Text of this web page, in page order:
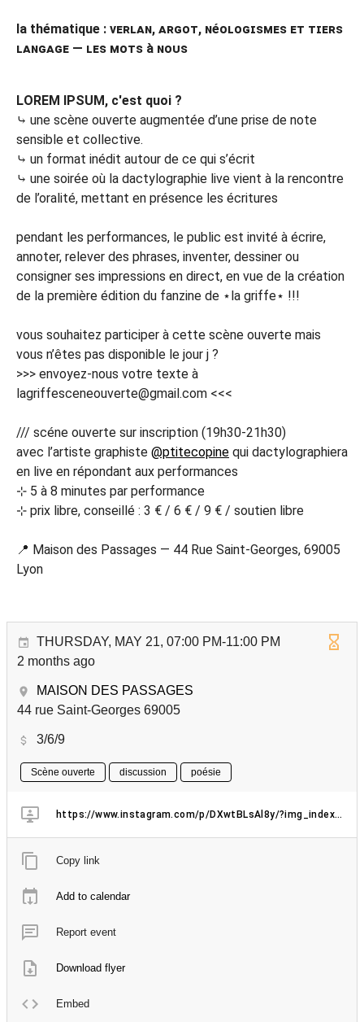
la thématique : ᴠᴇʀʟᴀɴ, ᴀʀɢᴏᴛ, ɴéᴏʟᴏɢɪꜱᴍᴇꜱ ᴇᴛ ᴛɪᴇʀꜱ
ʟᴀɴɢᴀɢᴇ — ʟᴇꜱ ᴍᴏᴛꜱ à ɴᴏᴜꜱ
LOREM IPSUM, c'est quoi ?
⤷ une scène ouverte augmentée d’une prise de note
sensible et collective.
⤷ un format inédit autour de ce qui s’écrit
⤷ une soirée où la dactylographie live vient à la rencontre
de l’oralité, mettant en présence les écritures
pendant les performances, le public est invité à écrire,
annoter, relever des phrases, inventer, dessiner ou
consigner ses impressions en direct, en vue de la création
de la première édition du fanzine de ⋆la griffe⋆ !!!
vous souhaitez participer à cette scène ouverte mais
vous n’êtes pas disponible le jour j ?
>>> envoyez-nous votre texte à
lagriffesceneouverte@gmail.com <<<
/// scéne ouverte sur inscription (19h30-21h30)
avec l’artiste graphiste @ptitecopine qui dactylographiera
en live en répondant aux performances
⊹ 5 à 8 minutes par performance
⊹ prix libre, conseillé : 3 € / 6 € / 9 € / soutien libre
📍 Maison des Passages — 44 Rue Saint-Georges, 69005
Lyon
THURSDAY, MAY 21, 07:00 PM-11:00 PM
2 months ago
MAISON DES PASSAGES
44 rue Saint-Georges 69005
3/6/9
Scène ouverte discussion poésie
https://www.instagram.com/p/DXwtBLsAl8y/?img_index=1
Copy link
Add to calendar
Report event
Download flyer
Embed